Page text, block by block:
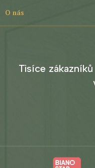
O nás
Tisíce